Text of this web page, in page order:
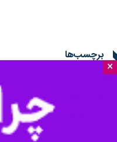
×
برچسب‌ها
پسته
کشاورزی